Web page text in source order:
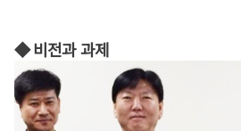
◆ 비전과 과제